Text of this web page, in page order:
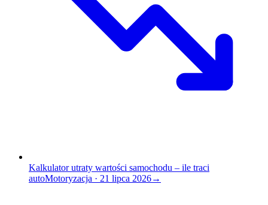
Kalkulator utraty wartości samochodu – ile traci
autoMotoryzacja · 21 lipca 2026→